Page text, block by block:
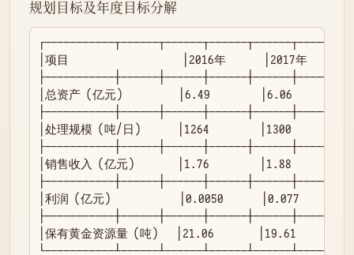
规划目标及年度目标分解
┌───────────┬──────┬──────┬──────┬──────┬──────┐
│项目                  │2016年      │2017年
├───────────┼──────┼──────┼──────┼──────┼──────┤
│总资产（亿元）        │6.49        │6.06
├───────────┼──────┼──────┼──────┼──────┼──────┤
│处理规模（吨/日）     │1264        │1300
├───────────┼──────┼──────┼──────┼──────┼──────┤
│销售收入（亿元）      │1.76        │1.88
├───────────┼──────┼──────┼──────┼──────┼──────┤
│利润（亿元）          │0.0050      │0.077
├───────────┼──────┼──────┼──────┼──────┼──────┤
│保有黄金资源量（吨）  │21.06       │19.61
└───────────┴──────┴──────┴──────┴──────┴──────┘